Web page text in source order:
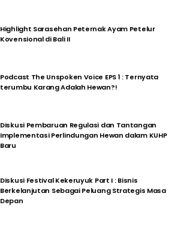
Highlight Sarasehan Peternak Ayam Petelur
Kovensional di Bali II
Podcast The Unspoken Voice EPS 1 : Ternyata
terumbu Karang Adalah Hewan?!
Diskusi Pembaruan Regulasi dan Tantangan
Implementasi Perlindungan Hewan dalam KUHP
Baru
Diskusi Festival Kekeruyuk Part I : Bisnis
Berkelanjutan Sebagai Peluang Strategis Masa
Depan